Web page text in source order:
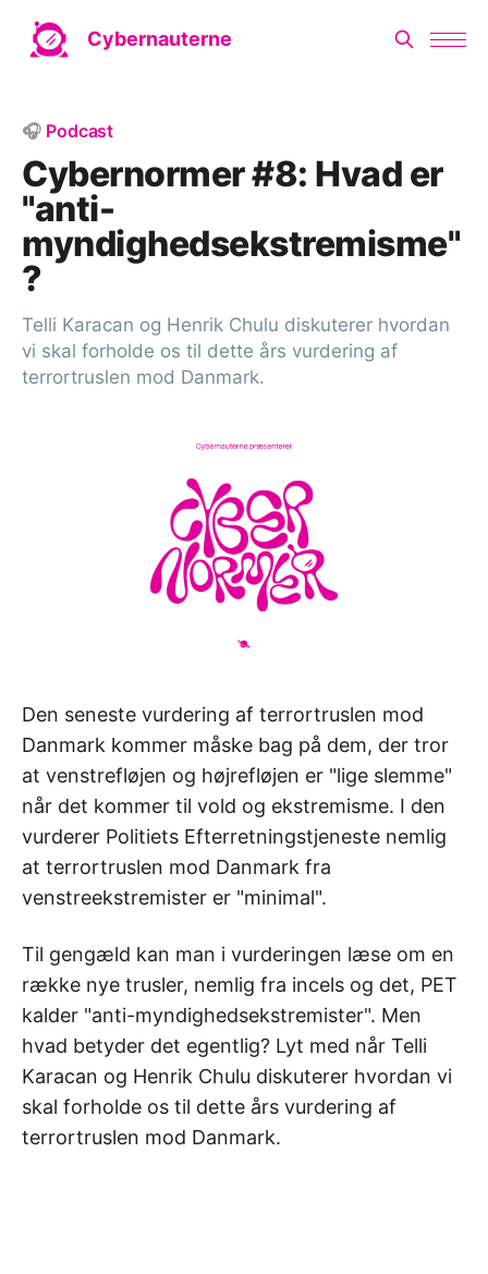
Cybernauterne
🎧 Podcast
Cybernormer #8: Hvad er
"anti-
myndighedsekstremisme"
?
Telli Karacan og Henrik Chulu diskuterer hvordan
vi skal forholde os til dette års vurdering af
terrortruslen mod Danmark.
Den seneste vurdering af terrortruslen mod
Danmark kommer måske bag på dem, der tror
at venstrefløjen og højrefløjen er "lige slemme"
når det kommer til vold og ekstremisme. I den
vurderer Politiets Efterretningstjeneste nemlig
at terrortruslen mod Danmark fra
venstreekstremister er "minimal".
Til gengæld kan man i vurderingen læse om en
række nye trusler, nemlig fra incels og det, PET
kalder "anti-myndighedsekstremister". Men
hvad betyder det egentlig? Lyt med når Telli
Karacan og Henrik Chulu diskuterer hvordan vi
skal forholde os til dette års vurdering af
terrortruslen mod Danmark.